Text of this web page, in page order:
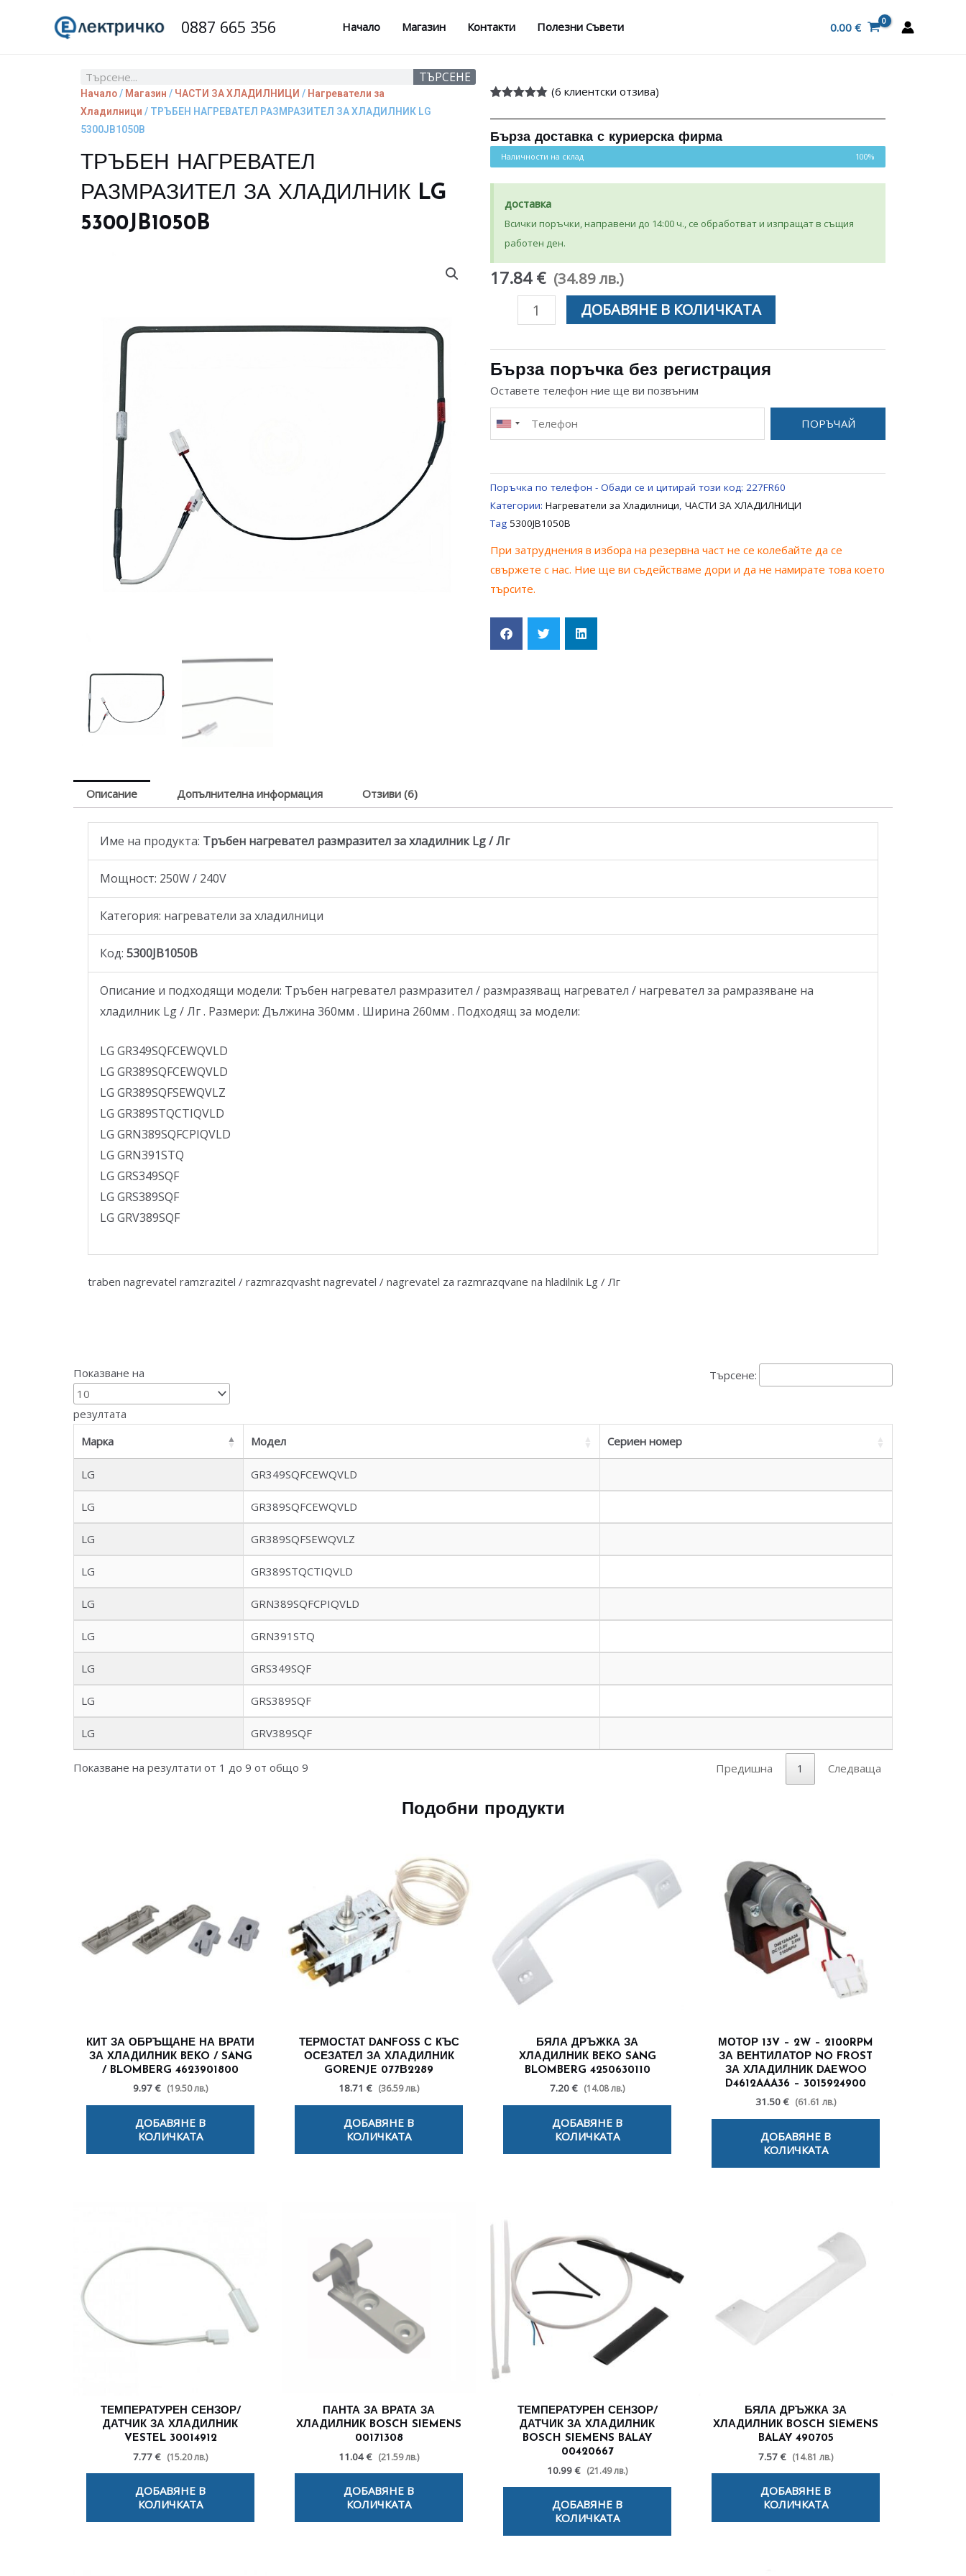
0887 665 356 Начало Магазин Контакти Полезни Съвети 0.00 €
Search ТЪРСЕНЕ
Начало/ Магазин / ЧАСТИ ЗА ХЛАДИЛНИЦИ / Нагреватели за
Хладилници / ТРЪБЕН НАГРЕВАТЕЛ РАЗМРАЗИТЕЛ ЗА ХЛАДИЛНИК LG
5300JB1050B
ТРЪБЕН НАГРЕВАТЕЛ
РАЗМРАЗИТЕЛ ЗА ХЛАДИЛНИК LG
5300JB1050B
4.83от 5,
на
оценки
(6 клиентски отзива)
Бърза доставка с куриерска фирма
Наличности на склад 100%
доставка
Всички поръчки, направени до 14:00 ч., се обработват и изпращат в същия
работен ден.
17.84 € (34.89 лв.)
количество
НАГРЕВАТЕЛ
РАЗМРАЗИТЕЛ
ХЛАДИЛНИК
LG
ДОБАВЯНЕ В КОЛИЧКАТА
Бърза поръчка без регистрация
Оставете телефон ние ще ви позвъним
ПОРЪЧАЙ
Поръчка по телефон - Обади се и цитирай този код: 227FR60
Категории: Нагреватели за Хладилници, ЧАСТИ ЗА ХЛАДИЛНИЦИ
Tag 5300JB1050B
При затруднения в избора на резервна част не се колебайте да се
свържете с нас. Ние ще ви съдействаме дори и да не намирате това което
търсите.
Описание Допълнителна информация Отзиви (6)
Име на продукта: Тръбен нагревател размразител за хладилник Lg / Лг
Moщност: 250W / 240V
Категория: нагреватели за хладилници
Код: 5300JB1050B
Описание и подходящи модели: Тръбен нагревател размразител / размразяващ нагревател / нагревател за рамразяване на
хладилник Lg / Лг . Размери: Дължина 360мм . Ширина 260мм . Подходящ за модели:
LG GR349SQFCEWQVLD
LG GR389SQFCEWQVLD
LG GR389SQFSEWQVLZ
LG GR389STQCTIQVLD
LG GRN389SQFCPIQVLD
LG GRN391STQ
LG GRS349SQF
LG GRS389SQF
LG GRV389SQF
traben nagrevatel ramzrazitel / razmrazqvasht nagrevatel / nagrevatel za razmrazqvane na hladilnik Lg / Лг
Показване на
резултата
Търсене:
Марка Модел Сериен номер
LG GR349SQFCEWQVLD
LG GR389SQFCEWQVLD
LG GR389SQFSEWQVLZ
LG GR389STQCTIQVLD
LG GRN389SQFCPIQVLD
LG GRN391STQ
LG GRS349SQF
LG GRS389SQF
LG GRV389SQF
Показване на резултати от 1 до 9 от общо 9 Предишна 1 Следваща
Подобни продукти
КИТ ЗА ОБРЪЩАНЕ НА ВРАТИ
ЗА ХЛАДИЛНИК BEKO / SANG
/ BLOMBERG 4623901800
9.97 € (19.50 лв.)
ДОБАВЯНЕ В
КОЛИЧКАТА
ТЕРМОСТАТ DANFOSS С КЪС
ОСЕЗАТЕЛ ЗА ХЛАДИЛНИК
GORENJE 077В2289
18.71 € (36.59 лв.)
ДОБАВЯНЕ В
КОЛИЧКАТА
БЯЛА ДРЪЖКА ЗА
ХЛАДИЛНИК BEKO SANG
BLOMBERG 4250630110
7.20 € (14.08 лв.)
ДОБАВЯНЕ В
КОЛИЧКАТА
МОТОР 13V – 2W – 2100RPM
ЗА ВЕНТИЛАТОР NO FROST
ЗА ХЛАДИЛНИК DAEWOO
D4612AAA36 – 3015924900
31.50 € (61.61 лв.)
ДОБАВЯНЕ В
КОЛИЧКАТА
ТЕМПЕРАТУРЕН СЕНЗОР/
ДАТЧИК ЗА ХЛАДИЛНИК
VESTEL 30014912
7.77 € (15.20 лв.)
ДОБАВЯНЕ В
КОЛИЧКАТА
ПАНТА ЗА ВРАТА ЗА
ХЛАДИЛНИК BOSCH SIEMENS
00171308
11.04 € (21.59 лв.)
ДОБАВЯНЕ В
КОЛИЧКАТА
ТЕМПЕРАТУРЕН СЕНЗОР/
ДАТЧИК ЗА ХЛАДИЛНИК
BOSCH SIEMENS BALAY
00420667
10.99 € (21.49 лв.)
ДОБАВЯНЕ В
КОЛИЧКАТА
БЯЛА ДРЪЖКА ЗА
ХЛАДИЛНИК BOSCH SIEMENS
BALAY 490705
7.57 € (14.81 лв.)
ДОБАВЯНЕ В
КОЛИЧКАТА